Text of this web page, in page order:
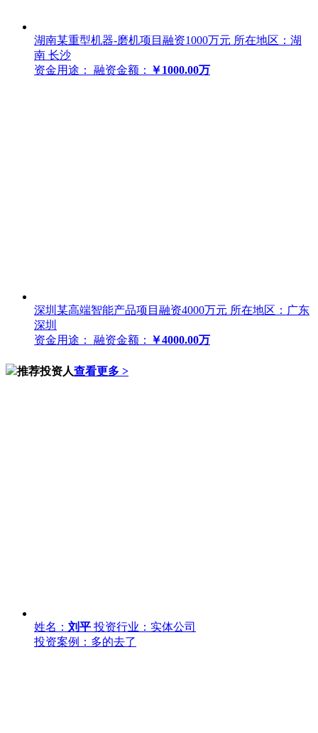
湖南某重型机器-磨机项目融资1000万元 所在地区：湖
南 长沙
资金用途：
融资金额： ￥1000.00万
深圳某高端智能产品项目融资4000万元 所在地区：广东
深圳
资金用途：
融资金额： ￥4000.00万
推荐投资人查看更多 >
姓名： 刘平 投资行业：实体公司
投资案例：多的去了